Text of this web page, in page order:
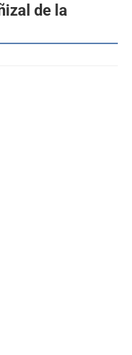
de la